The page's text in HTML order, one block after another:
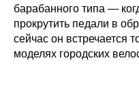
барабанного типа —
прокрутить педали в
сейчас он встречается
моделях городских